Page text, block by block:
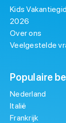
Kids
2026
Over ons
Veelgestelde
Populaire
Nederland
Italië
Frankrijk